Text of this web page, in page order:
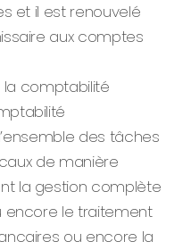
et il est renouvelé
aux comptes
la comptabilité
des tâches
de manière
la gestion complète
encore le traitement
ou encore la